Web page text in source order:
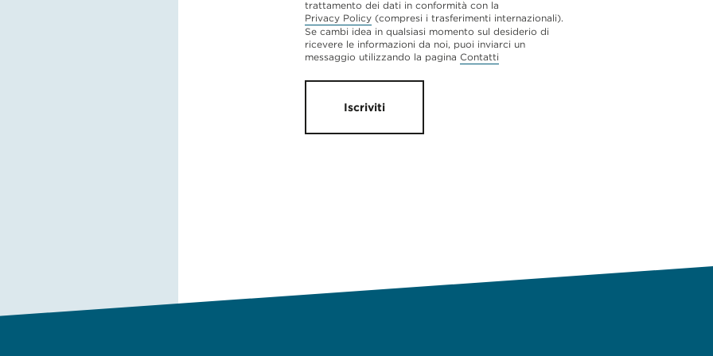
trattamento dei dati in conformità con la
Privacy Policy (compresi i trasferimenti internazionali).
Se cambi idea in qualsiasi momento sul desiderio di
ricevere le informazioni da noi, puoi inviarci un
messaggio utilizzando la pagina Contatti
Iscriviti